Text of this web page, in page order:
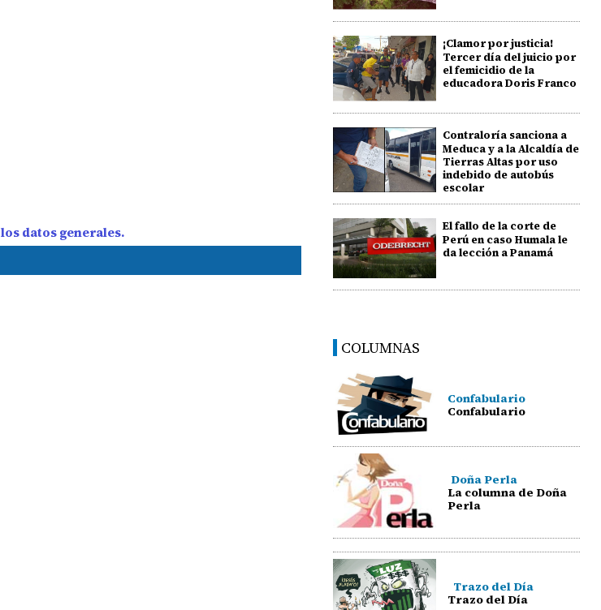
datos generales.
¡Clamor por justicia!
Tercer día del juicio por
el femicidio de la
educadora Doris Franco
Contraloría sanciona a
Meduca y a la Alcaldía de
Tierras Altas por uso
indebido de autobús
escolar
El fallo de la corte de
Perú en caso Humala le
da lección a Panamá
COLUMNAS
Confabulario
Confabulario
Doña Perla
La columna de Doña
Perla
Trazo del Día
Trazo del Día